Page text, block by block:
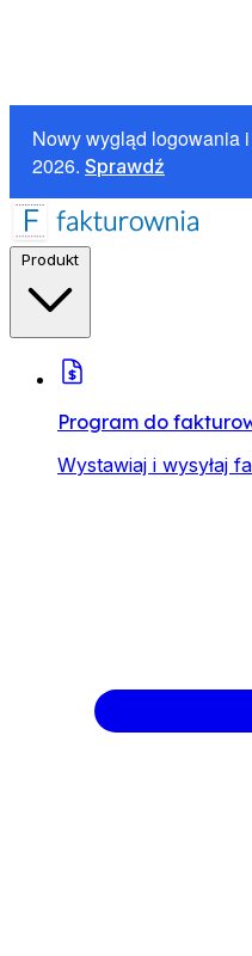
Nowy wygląd logowania
2026. Sprawdź
Program do
Wystawiaj i wysyłaj